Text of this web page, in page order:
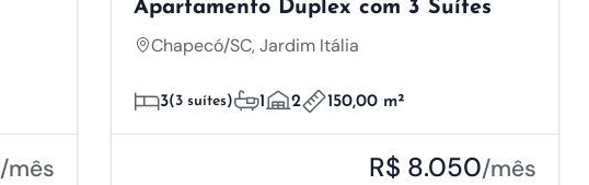
/mês
Apartamento Duplex com 3 Suítes
Chapecó/SC, Jardim Itália
3(3 suítes) 1 2 150,00 m²
R$ 8.050/mês